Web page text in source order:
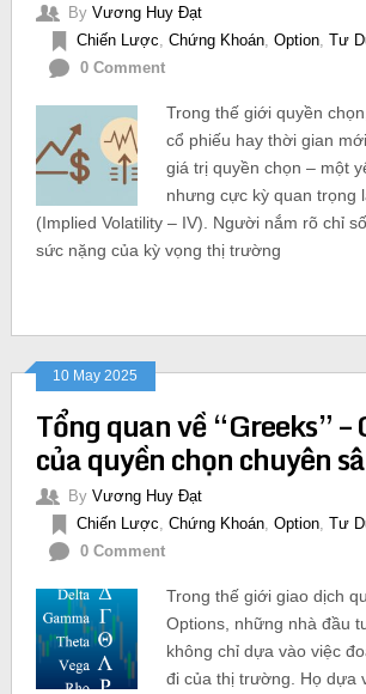
By Vương Huy Đạt
Chiến Lược Chứng Khoán, Option, Tư
0 Comment
Trong thế giới quyền
cổ phiếu hay thời gian
giá trị quyền chọn – một
nhưng cực kỳ quan trọng
(Implied Volatility – IV). Người nắm rõ chỉ
sức nặng của kỳ vọng thị trường
10 May 2025
Tổng quan về “Greeks” –
của quyền chọn chuyên
By Vương Huy Đạt
Chiến Lược Chứng Khoán, Option, Tư
0 Comment
Trong thế giới giao dịch
Options, những nhà đầu
không chỉ dựa vào việc
đi của thị trường. Họ dựa